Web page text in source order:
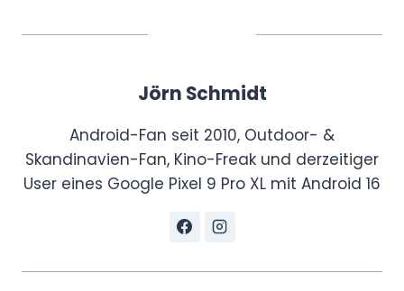
Jörn Schmidt
Android-Fan seit 2010, Outdoor- &
Skandinavien-Fan, Kino-Freak und derzeitiger
User eines Google Pixel 9 Pro XL mit Android 16